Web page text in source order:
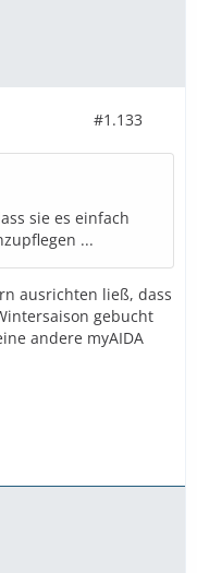
#1.133
sie es einfach
...
ausrichten ließ, dass
gebucht
andere myAIDA